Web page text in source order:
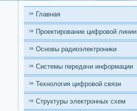
Главная
Проектирование цифровой линии
Основы радиоэлектроники
Системы передачи информации
Технология цифровой связи
Структуры электронных схем